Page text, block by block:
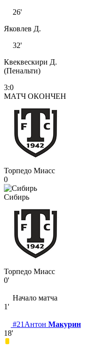
26'
Яковлев Д.
32'
Квеквескири Д.
(Пенальти)
3:0
МАТЧ ОКОНЧЕН
Торпедо Миасс
0
Сибирь
Торпедо Миасс
0'
Начало матча
1'
#21 Антон Макурин
18'